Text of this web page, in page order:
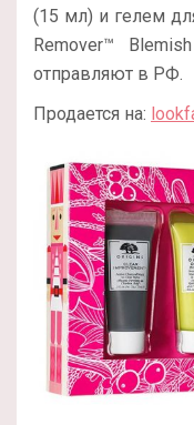
(15 мл) и гелем
Remover™
отправляют в РФ.
Продается на: